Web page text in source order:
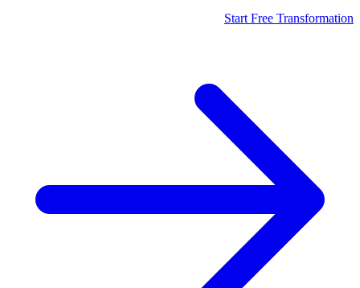
Start Free Transformation